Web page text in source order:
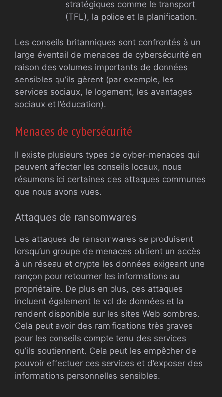
stratégiques comme le transport
(TFL), la police et la planification.
Les conseils britanniques sont confrontés à un
large éventail de menaces de cybersécurité en
raison des volumes importants de données
sensibles qu’ils gèrent (par exemple, les
services sociaux, le logement, les avantages
sociaux et l’éducation).
Menaces de cybersécurité
Il existe plusieurs types de cyber-menaces qui
peuvent affecter les conseils locaux, nous
résumons ici certaines des attaques communes
que nous avons vues.
Attaques de ransomwares
Les attaques de ransomwares se produisent
lorsqu’un groupe de menaces obtient un accès
à un réseau et crypte les données exigeant une
rançon pour retourner les informations au
propriétaire. De plus en plus, ces attaques
incluent également le vol de données et la
rendent disponible sur les sites Web sombres.
Cela peut avoir des ramifications très graves
pour les conseils compte tenu des services
qu’ils soutiennent. Cela peut les empêcher de
pouvoir effectuer ces services et d’exposer des
informations personnelles sensibles.